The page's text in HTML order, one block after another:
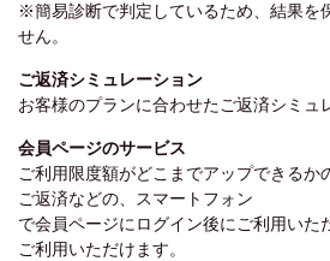
※簡易診断で判定しているため、結果を
せん。
ご返済シミュレーション
お客様のプランに合わせたご返済シミュ
会員ページのサービス
ご利用限度額がどこまでアップできるか
ご返済などの、スマートフォン
で会員ページにログイン後にご利用いた
ご利用いただけます。